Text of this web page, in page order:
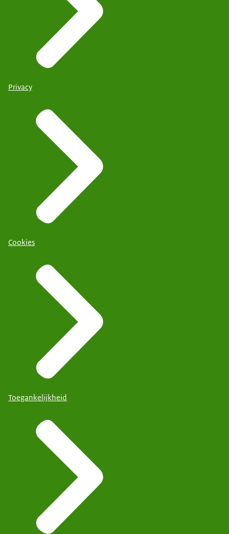
Privacy
Cookies
Toegankelijkheid